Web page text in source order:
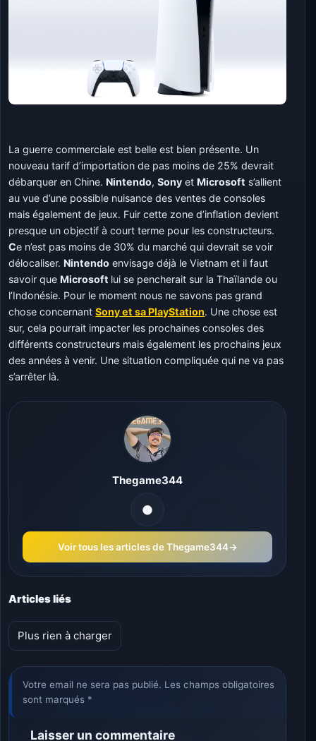
La guerre commerciale est belle est bien présente. Un
nouveau tarif d’importation de pas moins de 25% devrait
débarquer en Chine. Nintendo,Sony et Microsoft s’allient
au vue d’une possible nuisance des ventes de consoles
mais également de jeux. Fuir cette zone d’inflation devient
presque un objectif à court terme pour les constructeurs.
Ce n’est pas moins de 30% du marché qui devrait se voir
délocaliser. Nintendo envisage déjà le Vietnam et il faut
savoir que Microsoft lui se pencherait sur la Thaïlande ou
l’Indonésie. Pour le moment nous ne savons pas grand
chose concernantSony et sa PlayStation. Une chose est
sur, cela pourrait impacter les prochaines consoles des
différents constructeurs mais également les prochains jeux
des années à venir. Une situation compliquée qui ne va pas
s’arrêter là.
Thegame344
Voir tous les articles de Thegame344→
Articles liés
Plus rien à charger
Votre email ne sera pas publié. Les champs obligatoires
sont marqués *
Laisser un commentaire